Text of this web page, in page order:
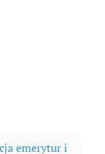
emerytur i